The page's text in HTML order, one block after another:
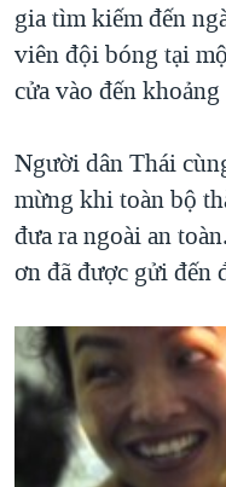
gia tìm kiếm đến
viên đội bóng tại
cửa vào đến
Người dân Thái
mừng khi toàn bộ
đưa ra ngoài an
ơn đã được gửi đến